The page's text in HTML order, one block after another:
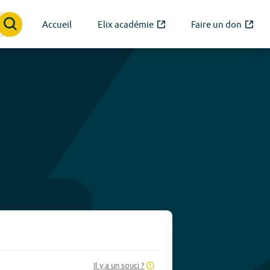
Accueil Elix académie Faire un don
Il y a un souci ?